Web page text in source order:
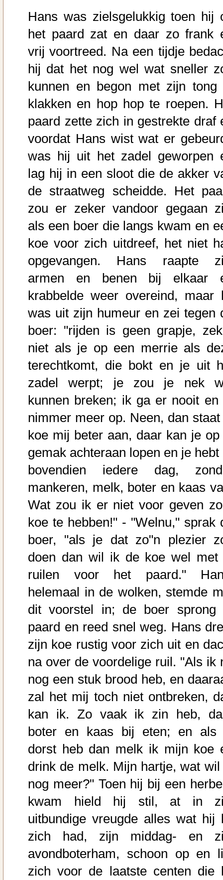
Hans was zielsgelukkig toen hij
het paard zat en daar zo frank
vrij voortreed. Na een tijdje
hij dat het nog wel wat sneller
kunnen en begon met zijn tong
klakken en hop hop te roepen.
paard zette zich in gestrekte draf
voordat Hans wist wat er
was hij uit het zadel geworpen
lag hij in een sloot die de akker
de straatweg scheidde. Het
zou er zeker vandoor gegaan
als een boer die langs kwam en
koe voor zich uitdreef, het niet
opgevangen. Hans raapte
armen en benen bij elkaar
krabbelde weer overeind, maar
was uit zijn humeur en zei tegen
boer: "rijden is geen grapje,
niet als je op een merrie als
terechtkomt, die bokt en je uit
zadel werpt; je zou je nek
kunnen breken; ik ga er nooit en
nimmer meer op. Neen, dan staat
koe mij beter aan, daar kan je op
gemak achteraan lopen en je hebt
bovendien iedere dag,
mankeren, melk, boter en kaas
Wat zou ik er niet voor geven
koe te hebben!" - "Welnu," sprak
boer, "als je dat zo"n plezier
doen dan wil ik de koe wel met
ruilen voor het paard."
helemaal in de wolken, stemde
dit voorstel in; de boer sprong
paard en reed snel weg. Hans
zijn koe rustig voor zich uit en
na over de voordelige ruil. "Als ik
nog een stuk brood heb, en
zal het mij toch niet ontbreken,
kan ik. Zo vaak ik zin heb,
boter en kaas bij eten; en als
dorst heb dan melk ik mijn koe
drink de melk. Mijn hartje, wat wil
nog meer?" Toen hij bij een
kwam hield hij stil, at in
uitbundige vreugde alles wat hij
zich had, zijn middag- en
avondboterham, schoon op en
zich voor de laatste centen die